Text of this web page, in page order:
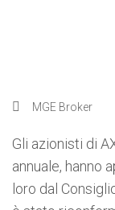
MGE Broker
Gli azionisti di
annuale, hanno
loro dal